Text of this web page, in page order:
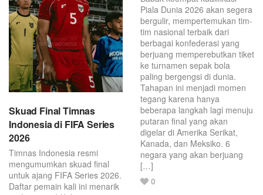
Skuad Final Timnas
Indonesia di FIFA Series
2026
Timnas Indonesia resmi
mengumumkan skuad final
untuk ajang FIFA Series 2026.
Daftar pemain kali ini menarik
Piala Dunia 2026 akan segera
bergulir, mempertemukan tim-
tim nasional terbaik dari
berbagai konfederasi yang
berjuang memperebutkan tiket
ke turnamen sepak bola
paling bergengsi di dunia.
Tahapan ini menjadi momen
tegang karena hanya
beberapa langkah lagi menuju
putaran final yang akan
digelar di Amerika Serikat,
Kanada, dan Meksiko. 6
negara yang akan berjuang
[…]
Love
0